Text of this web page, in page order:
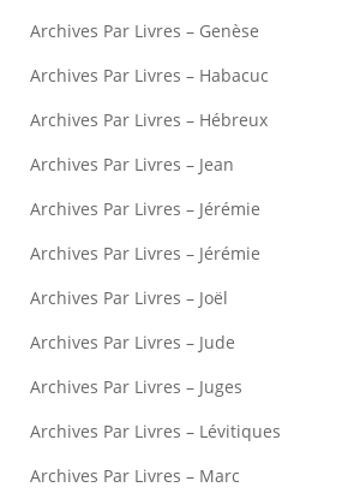
Archives Par Livres – Genèse
Archives Par Livres – Habacuc
Archives Par Livres – Hébreux
Archives Par Livres – Jean
Archives Par Livres – Jérémie
Archives Par Livres – Jérémie
Archives Par Livres – Joël
Archives Par Livres – Jude
Archives Par Livres – Juges
Archives Par Livres – Lévitiques
Archives Par Livres – Marc